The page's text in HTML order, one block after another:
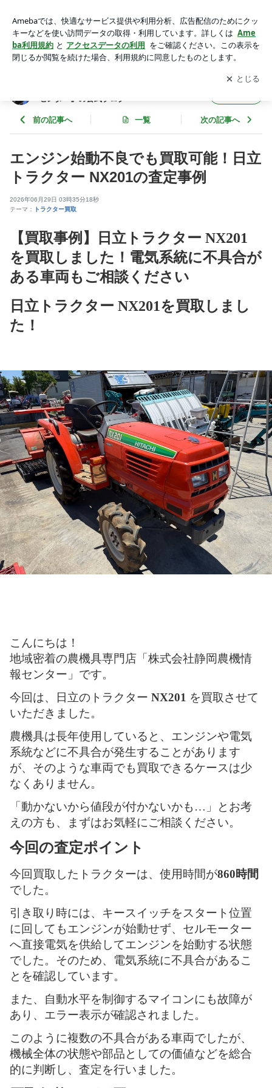
を買取いたしました。 | 静岡県藤枝市の農機具専門店『静岡農
機情報センター』の公式ブログ
アプリをダウンロードして ブログの更新通知
を受け取りまし
ょう。
開く
センター』の公式ブログ
前の記事へ 一覧 次の記事へ
エンジン始動不良でも買取可能！日立
トラクター NX201の査定事例
2026年06月29日 03時35分18秒
テーマ：
トラクター買取
【買取事例】日立トラクター NX201
を買取しました！電気系統に不具合が
ある車両もご相談ください
日立トラクター NX201を買取しまし
た！
こんにちは！
地域密着の農機具専門店「株式会社静岡農機情
報センター」です。
今回は、日立のトラクター NX201 を買取させて
いただきました。
農機具は長年使用していると、エンジンや電気
系統などに不具合が発生することがあります
が、そのような車両でも買取できるケースは少
なくありません。
「動かないから値段が付かないかも…」とお考
えの方も、まずはお気軽にご相談ください。
今回の査定ポイント
今回買取したトラクターは、使用時間が860時間
でした。
引き取り時には、キースイッチをスタート位置
に回してもエンジンが始動せず、セルモーター
へ直接電気を供給してエンジンを始動する状態
でした。そのため、電気系統に不具合があるこ
とを確認しています。
また、自動水平を制御するマイコンにも故障が
あり、エラー表示が確認されました。
このように複数の不具合がある車両でしたが、
機械全体の状態や部品としての価値などを総合
的に判断し、査定を行いました。